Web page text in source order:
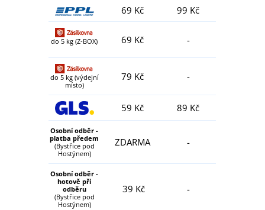
69 Kč
99 Kč
do 5 kg (Z-BOX) 69 Kč -
do 5 kg (výdejní
místo)
79 Kč -
59 Kč 89 Kč
Osobní odběr -
platba předem
(Bystřice pod
Hostýnem)
ZDARMA -
Osobní odběr -
hotově při
odběru
(Bystřice pod
Hostýnem)
39 Kč -